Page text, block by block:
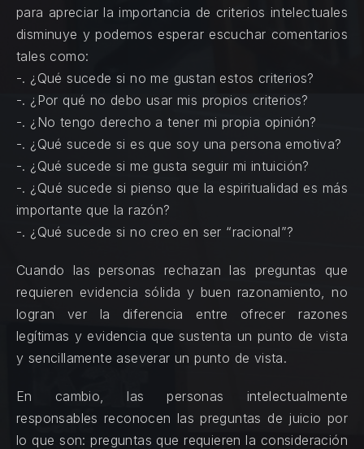
para apreciar la importancia de criterios intelectuales
disminuye y podemos esperar escuchar comentarios
tales como:
-. ¿Qué sucede si no me gustan estos criterios?
-. ¿Por qué no debo usar mis propios criterios?
-. ¿No tengo derecho a tener mi propia opinión?
-. ¿Qué sucede si es que soy una persona emotiva?
-. ¿Qué sucede si me gusta seguir mi intuición?
-. ¿Qué sucede si pienso que la espiritualidad es más
importante que la razón?
-. ¿Qué sucede si no creo en ser “racional”?
Cuando las personas rechazan las preguntas que
requieren evidencia sólida y buen razonamiento, no
logran ver la diferencia entre ofrecer razones
legítimas y evidencia que sustenta un punto de vista
y sencillamente aseverar un punto de vista.
En cambio, las personas intelectualmente
responsables reconocen las preguntas de juicio por
lo que son: preguntas que requieren la consideración